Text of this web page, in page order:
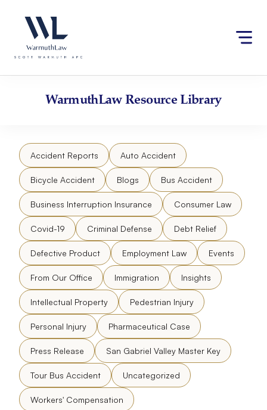
website
an
accessibility
content
WarmuthLawResource Library
Accident Reports Auto Accident
Bicycle Accident Blogs Bus Accident
Business Interruption Insurance Consumer Law
Covid-19 Criminal Defense Debt Relief
Defective Product Employment Law Events
From Our Office Immigration Insights
Intellectual Property Pedestrian Injury
Personal Injury Pharmaceutical Case
Press Release San Gabriel Valley Master Key
Tour Bus Accident Uncategorized
Workers' Compensation